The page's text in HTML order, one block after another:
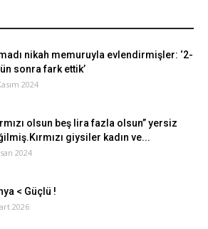
nikah memuruyla evlendirmişler: ‘2-
sonra fark ettik’
2024
olsun beş lira fazla olsun” yersiz
giysiler kadın ve...
2024
< Güçlü !
2026